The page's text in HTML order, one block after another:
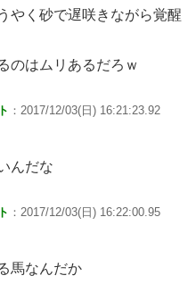
やく砂で遅咲きながら覚醒
のはムリあるだろｗ
：2017/12/03(日) 16:21:23.92
んだな
：2017/12/03(日) 16:22:00.95
馬なんだか